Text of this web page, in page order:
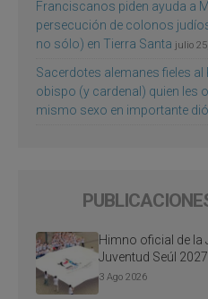
Franciscanos piden ayuda a
persecución de colonos
no sólo) en Tierra Santa julio
Sacerdotes alemanes fieles
obispo (y cardenal) quien les
mismo sexo en importante
Himno oficial de la
Juventud Seúl 2027
3 Ago 2026